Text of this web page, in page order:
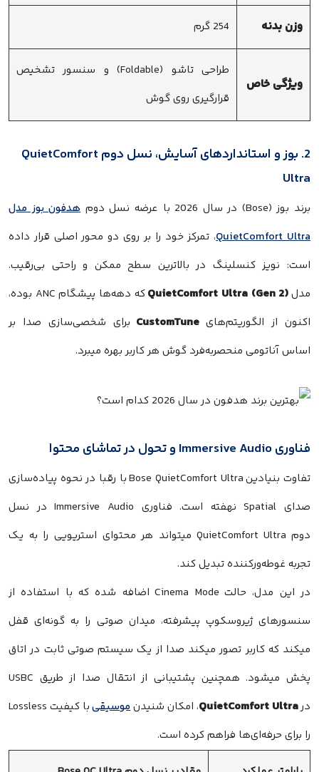
وزن بدنه 254 گرم
ویژگی خاص
طراحی تاشو (Foldable) و سنسور تشخیص
قرارگیری روی گوش
2. بوز و استانداردهای آسایش، نسل دوم QuietComfort
Ultra
برند بوز (Bose) در سال 2026 با عرضه نسل دوم
هدفون بوز مدل
QuietComfort Ultra، تمرکز خود را بر روی دو محور اصلی قرار داده
است: نویز کنسلینگ در بالاترین سطح ممکن و راحتی بی‌رقیب.
مدلQuietComfort Ultra (Gen 2)
که دهه‌ها پیشگام ANC بوده،
اکنون از الگوریتم‌هایCustomTuneبرای شخصی‌سازی صدا بر
اساس آناتومی منحصر‌به‌فرد گوش هر کاربر بهره میبرد.
فناوری Immersive Audio و تحول در تماشای محتوا
تفاوت بنیادین Bose QuietComfort Ultra با رقبا در نحوه پیاده‌سازی
صدای Spatial نهفته است. فناوری Immersive Audio در نسل
دوم QuietComfort Ultra میتواند هر محتوای استریویی را به یک
تجربه غوطه‌ورکننده تبدیل کند.
در این مدل، حالت Cinema Mode اضافه شده که با استفاده از
سنسورهای ژیروسکوپ پیشرفته، میدان صوتی را به گونه‌ای قفل
میکند که کاربر تصور میکند صدا از یک سیستم صوتی ثابت در اتاق
پخش میشود. همچنین پشتیبانی از انتقال صدا از طریق USBC
درQuietComfort Ultra، امکان شنیدنموسیقی
با کیفیت Lossless
را برای حرفه‌ای‌ها فراهم کرده است.